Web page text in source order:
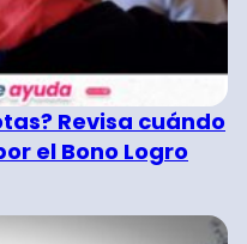
Revisa cuándo
el Bono Logro